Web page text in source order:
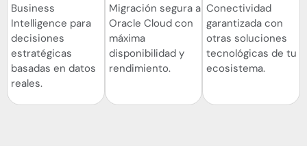
Business
Intelligence para
decisiones
estratégicas
basadas en datos
reales.
Migración segura a
Oracle Cloud con
máxima
disponibilidad y
rendimiento.
Conectividad
garantizada con
otras soluciones
tecnológicas de tu
ecosistema.